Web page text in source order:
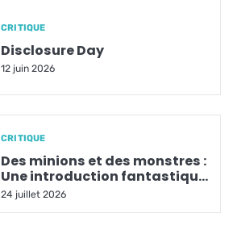
CRITIQUE
Disclosure Day
12 juin 2026
CRITIQUE
Des minions et des monstres :
Une introduction fantastique
qui sauve la mise
24 juillet 2026